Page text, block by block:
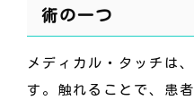
術の一つ
メディカル・タッチは
す。触れることで、患